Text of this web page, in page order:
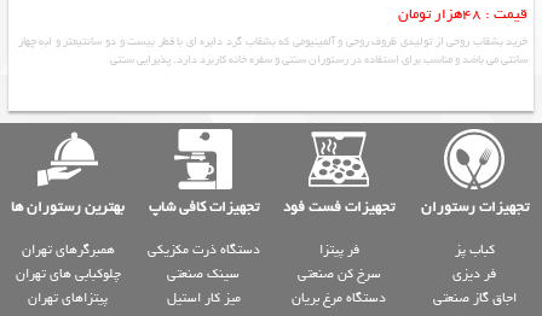
قیمت : 48هزار تومان
خرید بشقاب روحی از تولیدی ظروف روحی و آلمینیومی که بشقاب گرد دایره ای با قطر بیست و دو سانتیمتر و لبه چهار
سانتی می باشد و مناسب برای استفاده در رستوران سنتی و سفره خانه کاربرد دارد. پذیرایی سنتی
تجهیزات رستوران تجهیزات فست فود تجهیزات کافی شاپ بهترین رستوران ها
کباب پز
فر دیزی
اجاق گاز صنعتی
فر پیتزا
سرخ کن صنعتی
دستگاه مرغ بریان
دستگاه ذرت مکزیکی
سینک صنعتی
میز کار استیل
همبرگرهای تهران
چلوکبابی های تهران
پیتزاهای تهران